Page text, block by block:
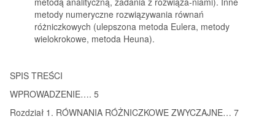
metody numeryczne rozwiązywania równań
różniczkowych (ulepszona metoda Eulera, metody
wielokrokowe, metoda Heuna).
SPIS TREŚCI
WPROWADZENIE…. 5
Rozdział 1. RÓWNANIA RÓŻNICZKOWE ZWYCZAJNE… 7